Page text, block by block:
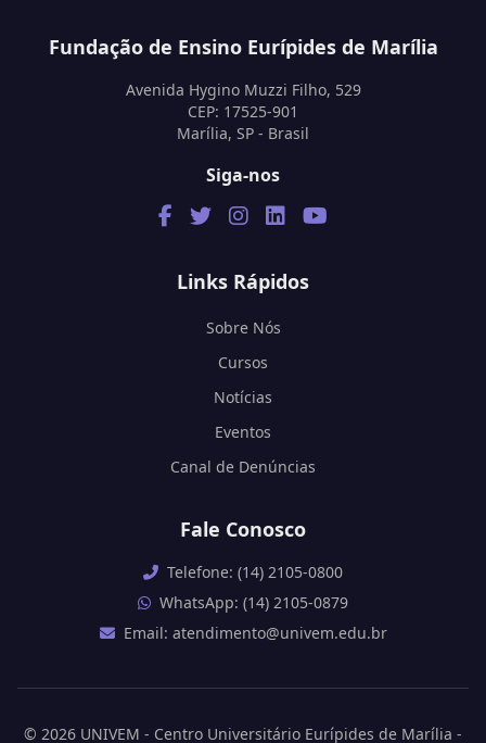
Fundação de Ensino Eurípides de Marília
Avenida Hygino Muzzi Filho, 529
CEP: 17525-901
Marília, SP - Brasil
Siga-nos
Links Rápidos
Sobre Nós
Cursos
Notícias
Eventos
Canal de Denúncias
Fale Conosco
Telefone: (14) 2105-0800
WhatsApp: (14) 2105-0879
Email: atendimento@univem.edu.br
© 2026 UNIVEM - Centro Universitário Eurípides de Marília -